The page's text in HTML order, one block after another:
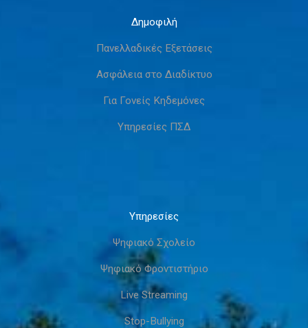
Δημοφιλή
Πανελλαδικές Εξετάσεις
Ασφάλεια στο Διαδίκτυο
Για Γονείς Κηδεμόνες
Υπηρεσίες ΠΣΔ
Υπηρεσίες
Ψηφιακό Σχολείο
Ψηφιακό Φροντιστήριο
Live Streaming
Stop-Bullying